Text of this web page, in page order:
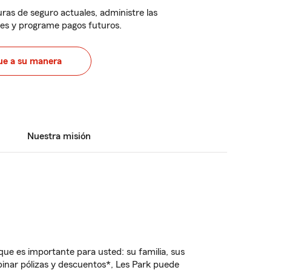
de seguro actuales, administre las
y programe pagos futuros.
a su manera
Nuestra misión
es importante para usted: su familia, sus
pólizas y descuentos*, Les Park puede